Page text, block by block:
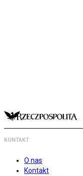
KONTAKT
O nas
Kontakt